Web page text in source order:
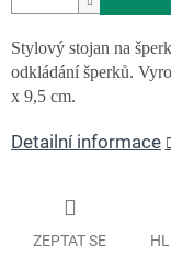
Stylový stojan na
odkládání šperků.
x 9,5 cm.
Detailní informace
ZEPTAT SE